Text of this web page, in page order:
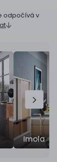
odpočívá v
Imola